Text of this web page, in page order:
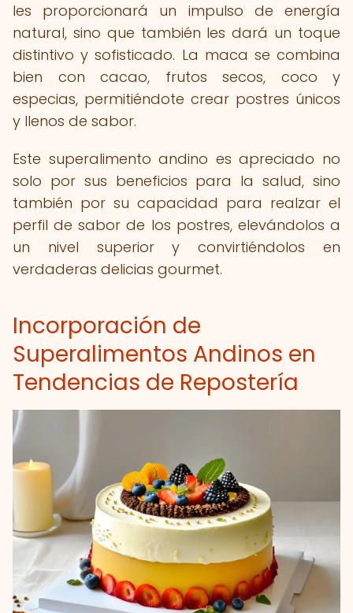
les proporcionará un impulso de energía
natural, sino que también les dará un toque
distintivo y sofisticado. La maca se combina
bien con cacao, frutos secos, coco y
especias, permitiéndote crear postres únicos
y llenos de sabor.
Este superalimento andino es apreciado no
solo por sus beneficios para la salud, sino
también por su capacidad para realzar el
perfil de sabor de los postres, elevándolos a
un nivel superior y convirtiéndolos en
verdaderas delicias gourmet.
Incorporación de
Superalimentos Andinos en
Tendencias de Repostería